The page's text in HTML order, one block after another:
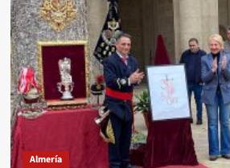
Municipal
‘Almería
XXI’
adjudica
las
obras
de
92
protegidas
en
Almería